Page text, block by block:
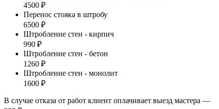
4500 ₽
Перенос стояка в штробу
6500 ₽
Штробление стен - кирпич
990 ₽
Штробление стен - бетон
1260 ₽
Штробление стен - монолит
1600 ₽
В случае отказа от работ клиент оплачивает выезд мастера —